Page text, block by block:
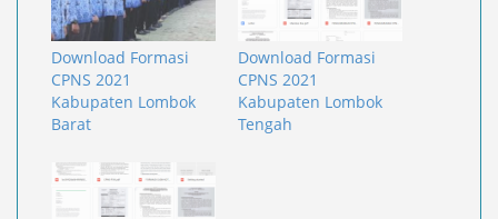
Download Formasi
CPNS 2021
Kabupaten Lombok
Barat
Download Formasi
CPNS 2021
Kabupaten Lombok
Tengah